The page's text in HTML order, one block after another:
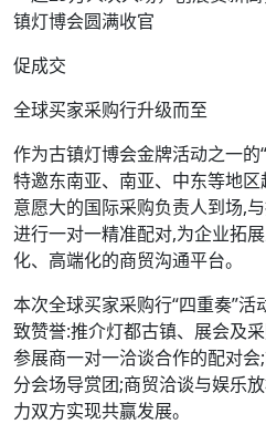
促成交
全球买家采购行升级而至
作为古镇灯博会金牌活动之一的
特邀东南亚、南亚、中东等地
意愿大的国际采购负责人到场,
进行一对一精准配对,为企业拓
化、高端化的商贸沟通平台。
本次全球买家采购行“四重奏”
致赞誉:推介灯都古镇、展会及
参展商一对一洽谈合作的配对
分会场导赏团;商贸洽谈与娱乐
力双方实现共赢发展。